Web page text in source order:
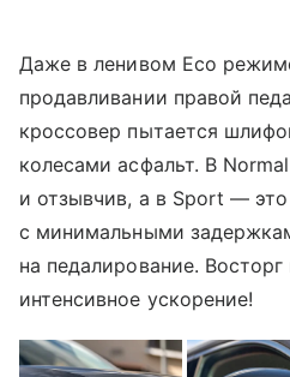
Даже в ленивом Eco
продавливании правой
кроссовер пытается
колесами асфальт. В
и отзывчив, а в Sport —
с минимальными
на педалирование.
интенсивное ускорение!